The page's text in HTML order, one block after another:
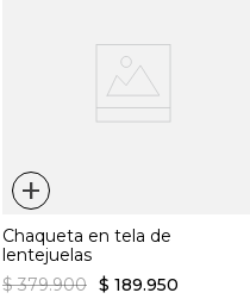
+
Chaqueta en tela de
lentejuelas
$ 379.900 $ 189.950